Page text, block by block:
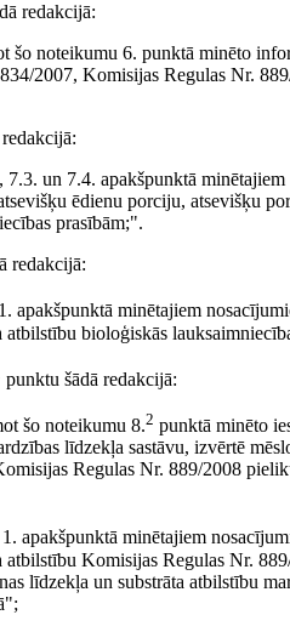
redakcijā:
šo noteikumu 6. punktā minēto
2007, Komisijas Regulas Nr.
un 7.4. apakšpunktā
ēdienu porciju, atsevišķu
prasībām;".
redakcijā:
1. apakšpunktā minētajiem
atbilstību bioloģiskās
punktu šādā redakcijā:
šo noteikumu 8.2 punktā minēto
līdzekļa sastāvu, izvērtē
Regulas Nr. 889/2008
1. apakšpunktā minētajiem
atbilstību Komisijas Regulas Nr.
līdzekļa un substrāta atbilstību